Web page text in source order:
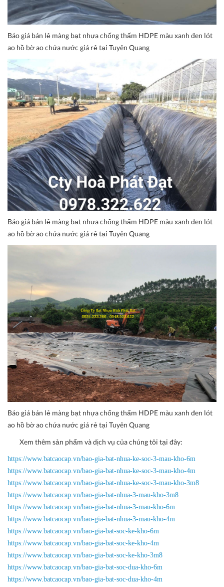
Báo giá bán lẻ màng bạt nhựa chống thấm HDPE màu xanh đen lót
ao hồ bờ ao chứa nước giá rẻ tại Tuyên Quang
Báo giá bán lẻ màng bạt nhựa chống thấm HDPE màu xanh đen lót
ao hồ bờ ao chứa nước giá rẻ tại Tuyên Quang
Báo giá bán lẻ màng bạt nhựa chống thấm HDPE màu xanh đen lót
ao hồ bờ ao chứa nước giá rẻ tại Tuyên Quang
Xem thêm sản phẩm và dịch vụ của chúng tôi tại đây:
https://www.batcaocap.vn/bao-gia-bat-nhua-ke-soc-3-mau-kho-6m
https://www.batcaocap.vn/bao-gia-bat-nhua-ke-soc-3-mau-kho-4m
https://www.batcaocap.vn/bao-gia-bat-nhua-ke-soc-3-mau-kho-3m8
https://www.batcaocap.vn/bao-gia-bat-nhua-3-mau-kho-3m8
https://www.batcaocap.vn/bao-gia-bat-nhua-3-mau-kho-6m
https://www.batcaocap.vn/bao-gia-bat-nhua-3-mau-kho-4m
https://www.batcaocap.vn/bao-gia-bat-soc-ke-kho-6m
https://www.batcaocap.vn/bao-gia-bat-soc-ke-kho-4m
https://www.batcaocap.vn/bao-gia-bat-soc-ke-kho-3m8
https://www.batcaocap.vn/bao-gia-bat-soc-dua-kho-6m
https://www.batcaocap.vn/bao-gia-bat-soc-dua-kho-4m